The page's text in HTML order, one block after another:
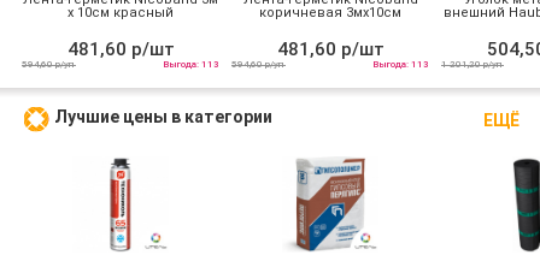
х 10см красный
481,60 р/шт
594,60 р/уп Выгода: 113
коричневая 3мх10см
481,60 р/шт
594,60 р/уп Выгода: 113
внешний
1 201,20 р/уп
ЕЩЁ
Лучшие цены в категории